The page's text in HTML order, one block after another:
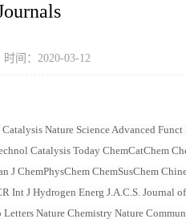
时间：2020-03-12
Nature Science Advanced
Catalysis Today ChemCatChem
ChemPhysChem ChemSusChem
J Hydrogen Energ J.A.C.S. Journal
Nature Chemistry Nature